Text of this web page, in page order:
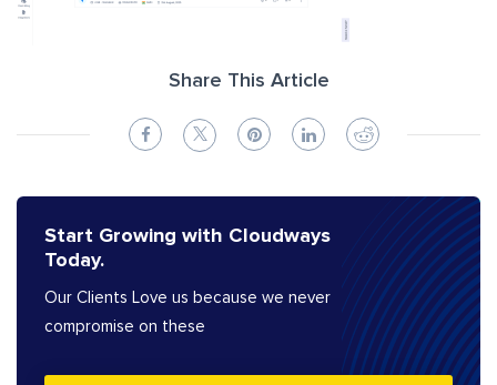
Share This Article
Start Growing with Cloudways
Today.
Our Clients Love us because we never
compromise on these